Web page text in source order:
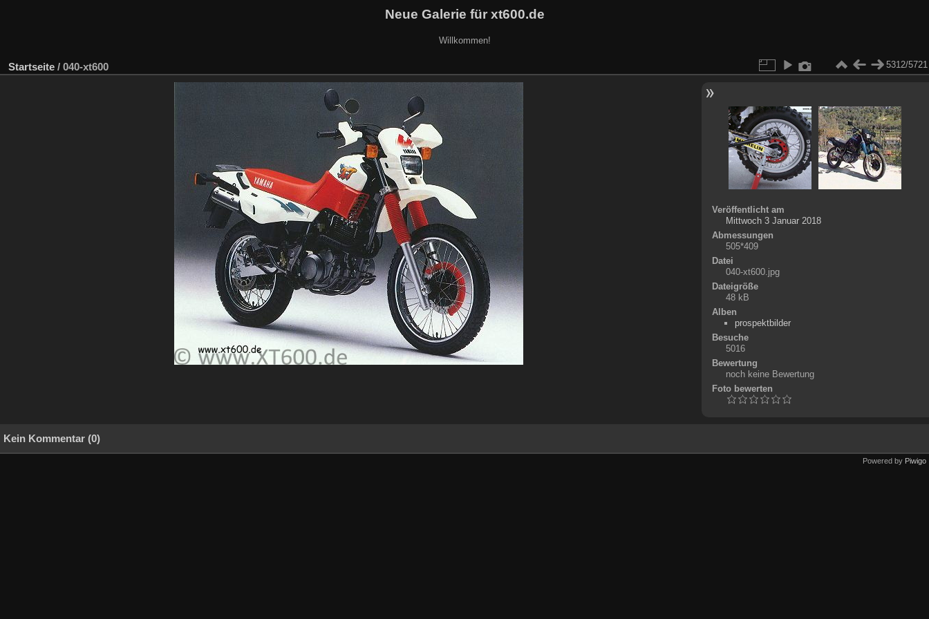
Neue Galerie für xt600.de
Willkommen!
Startseite / 040-xt600 5312/5721
Veröffentlicht am
Mittwoch 3 Januar 2018
Abmessungen
505*409
Datei
040-xt600.jpg
Dateigröße
48 kB
Alben
prospektbilder
Besuche
5016
Bewertung
noch keine Bewertung
Foto bewerten
Kein Kommentar (0)
Powered by Piwigo